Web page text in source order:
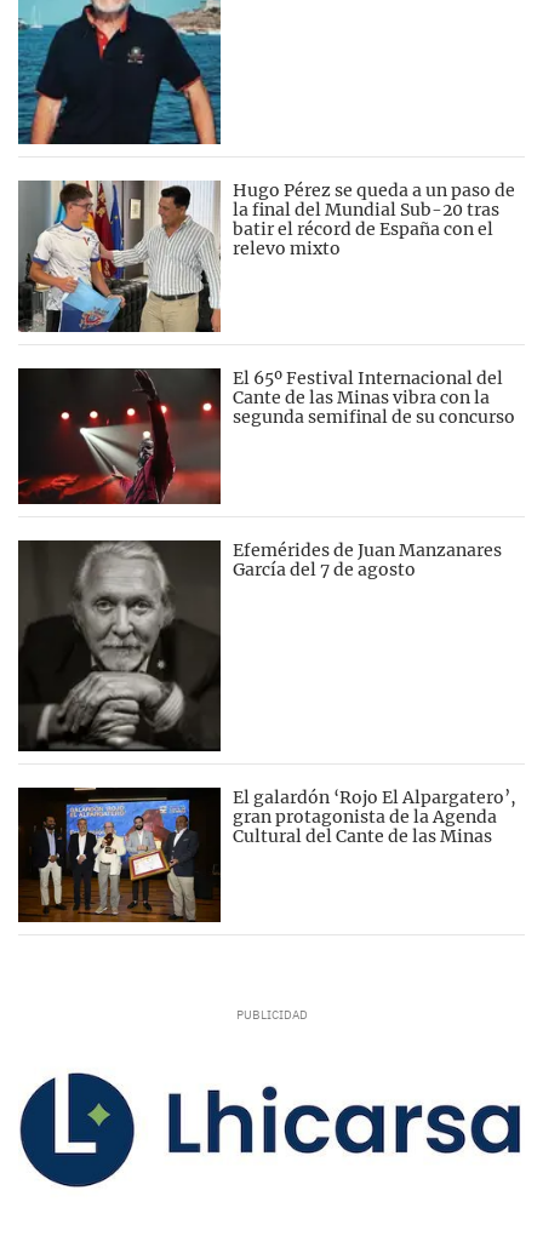
Hugo Pérez se queda a un paso de
la final del Mundial Sub-20 tras
batir el récord de España con el
relevo mixto
El 65º Festival Internacional del
Cante de las Minas vibra con la
segunda semifinal de su concurso
Efemérides de Juan Manzanares
García del 7 de agosto
El galardón ‘Rojo El Alpargatero’,
gran protagonista de la Agenda
Cultural del Cante de las Minas